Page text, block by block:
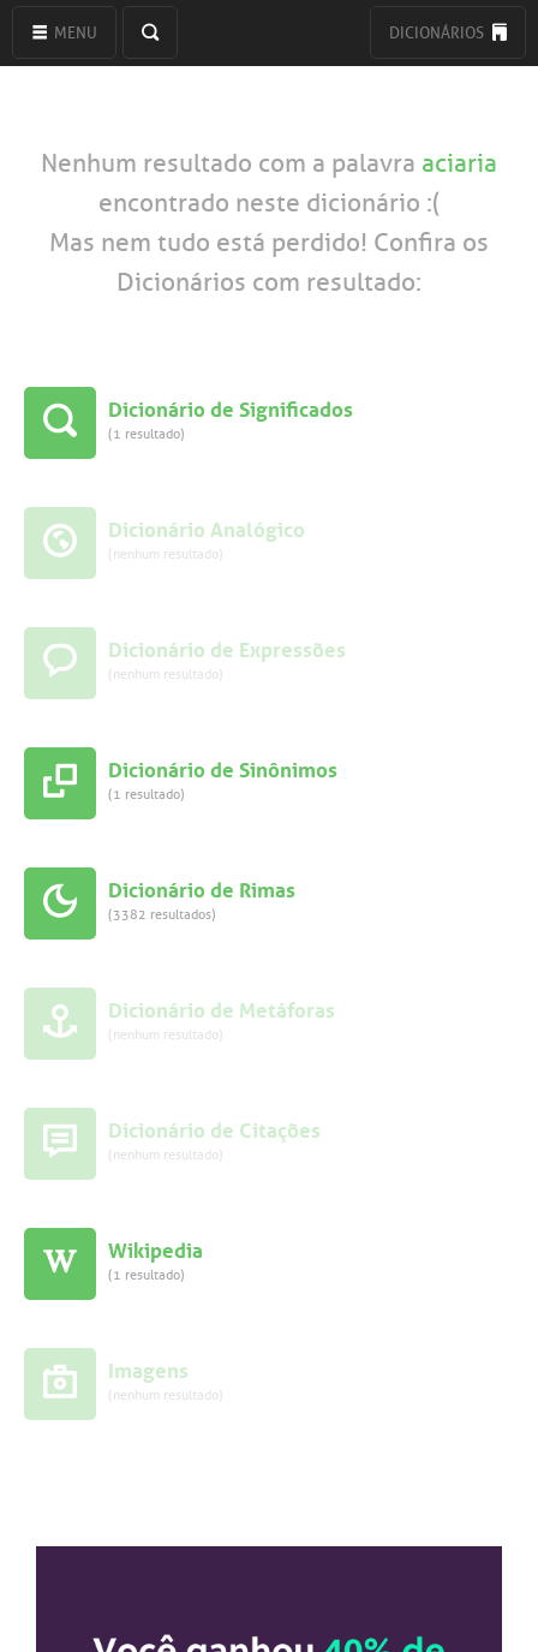
MENU DICIONÁRIOS
Nenhum resultado com a palavra aciaria
encontrado neste dicionário :(
Mas nem tudo está perdido! Confira os
Dicionários com resultado:
Dicionário de Significados
(1 resultado)
Dicionário Analógico
(nenhum resultado)
Dicionário de Expressões
(nenhum resultado)
Dicionário de Sinônimos
(1 resultado)
Dicionário de Rimas
(3382 resultados)
Dicionário de Metáforas
(nenhum resultado)
Dicionário de Citações
(nenhum resultado)
Wikipedia
(1 resultado)
Imagens
(nenhum resultado)